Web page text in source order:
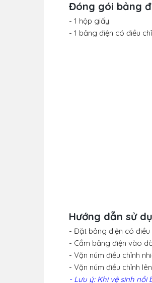
Đóng gói bảng
- 1 hộp giấy.
- 1 bảng điện có điều
Hướng dẫn sử
- Đặt bảng điện có điều
- Cắm bảng điện vào
- Vặn núm điều chỉnh
- Vặn núm điều chỉnh
- Lưu ý: Khi vệ sinh